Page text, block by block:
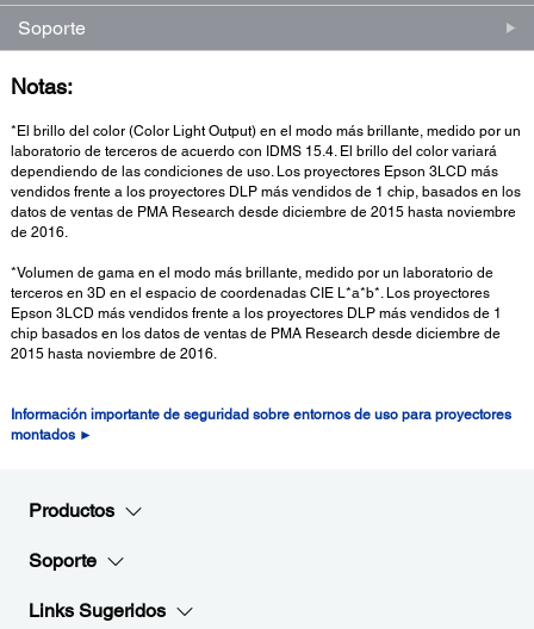
Soporte
Notas:
*El brillo del color (Color Light Output) en el modo más brillante, medido por un
laboratorio de terceros de acuerdo con IDMS 15.4. El brillo del color variará
dependiendo de las condiciones de uso. Los proyectores Epson 3LCD más
vendidos frente a los proyectores DLP más vendidos de 1 chip, basados en los
datos de ventas de PMA Research desde diciembre de 2015 hasta noviembre
de 2016.
*Volumen de gama en el modo más brillante, medido por un laboratorio de
terceros en 3D en el espacio de coordenadas CIE L*a*b*. Los proyectores
Epson 3LCD más vendidos frente a los proyectores DLP más vendidos de 1
chip basados en los datos de ventas de PMA Research desde diciembre de
2015 hasta noviembre de 2016.
Información importante de seguridad sobre entornos de uso para proyectores
montados ►
Productos
Soporte
Links Sugeridos